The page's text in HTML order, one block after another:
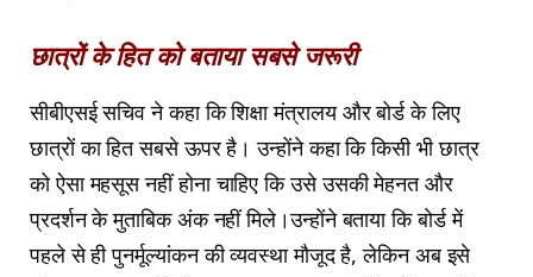
छात्रों के हित को बताया सबसे जरूरी
सीबीएसई सचिव ने कहा कि शिक्षा मंत्रालय और बोर्ड के लिए
छात्रों का हित सबसे ऊपर है। उन्होंने कहा कि किसी भी छात्र
को ऐसा महसूस नहीं होना चाहिए कि उसे उसकी मेहनत और
प्रदर्शन के मुताबिक अंक नहीं मिले।उन्होंने बताया कि बोर्ड में
पहले से ही पुनर्मूल्यांकन की व्यवस्था मौजूद है, लेकिन अब इसे